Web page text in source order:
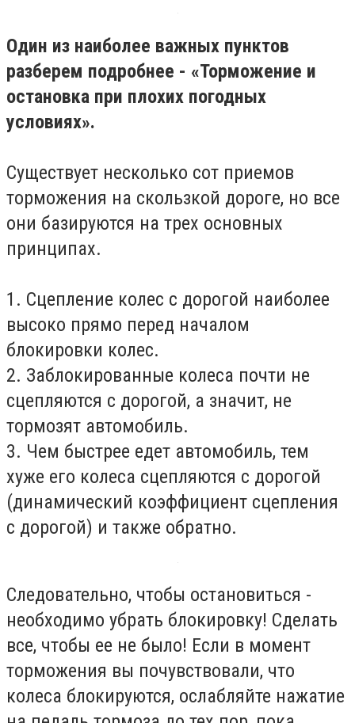
Один из наиболее важных пунктов
разберем подробнее - «Торможение и
остановка при плохих погодных
условиях».
Существует несколько сот приемов
торможения на скользкой дороге, но все
они базируются на трех основных
принципах.
1. Сцепление колес с дорогой наиболее
высоко прямо перед началом
блокировки колес.
2. Заблокированные колеса почти не
сцепляются с дорогой, а значит, не
тормозят автомобиль.
3. Чем быстрее едет автомобиль, тем
хуже его колеса сцепляются с дорогой
(динамический коэффициент сцепления
с дорогой) и также обратно.
Следовательно, чтобы остановиться -
необходимо убрать блокировку! Сделать
все, чтобы ее не было! Если в момент
торможения вы почувствовали, что
колеса блокируются, ослабляйте нажатие